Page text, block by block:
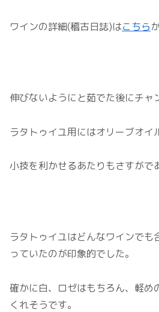
ワインの詳細(稽古日誌)はこちら
伸びないようにと茹でた後にチャ
ラタトゥイユ用にはオリーブオイ
小技を利かせるあたりもさすがで
ラタトゥイユはどんなワインでも
っていたのが印象的でした。
確かに白、ロゼはもちろん、軽め
くれそうです。